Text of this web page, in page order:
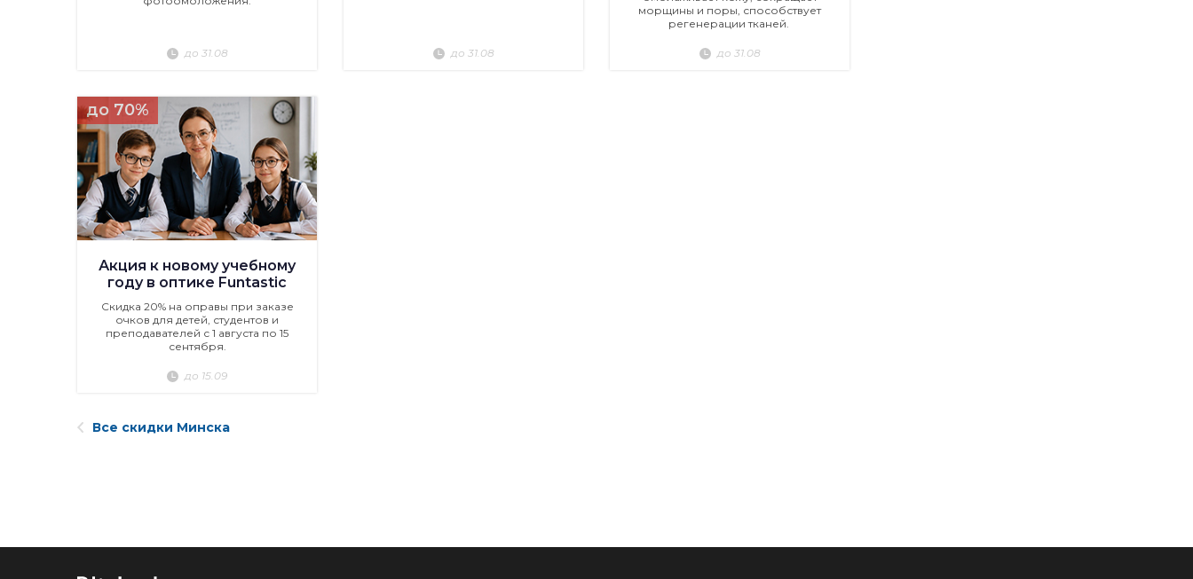
до 31.08 до 31.08
морщины и поры, способствует
регенерации тканей.
до 31.08
до 70%
Акция к новому учебному
году в оптике Funtastic
Скидка 20% на оправы при заказе
очков для детей, студентов и
преподавателей с 1 августа по 15
сентября.
до 15.09
Все скидки Минска